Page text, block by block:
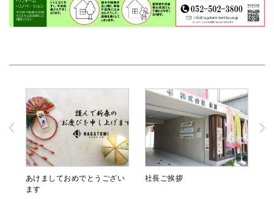
あけましておめでとうござい
ます
社長ご挨拶